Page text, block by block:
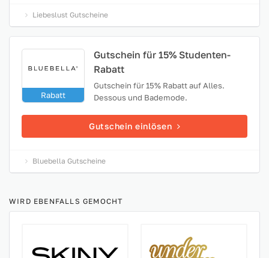
Liebeslust Gutscheine
Rabatt
Gutschein für 15% Studenten-
Rabatt
Gutschein für 15% Rabatt auf Alles.
Dessous und Bademode.
Gutschein einlösen
Bluebella Gutscheine
WIRD EBENFALLS GEMOCHT